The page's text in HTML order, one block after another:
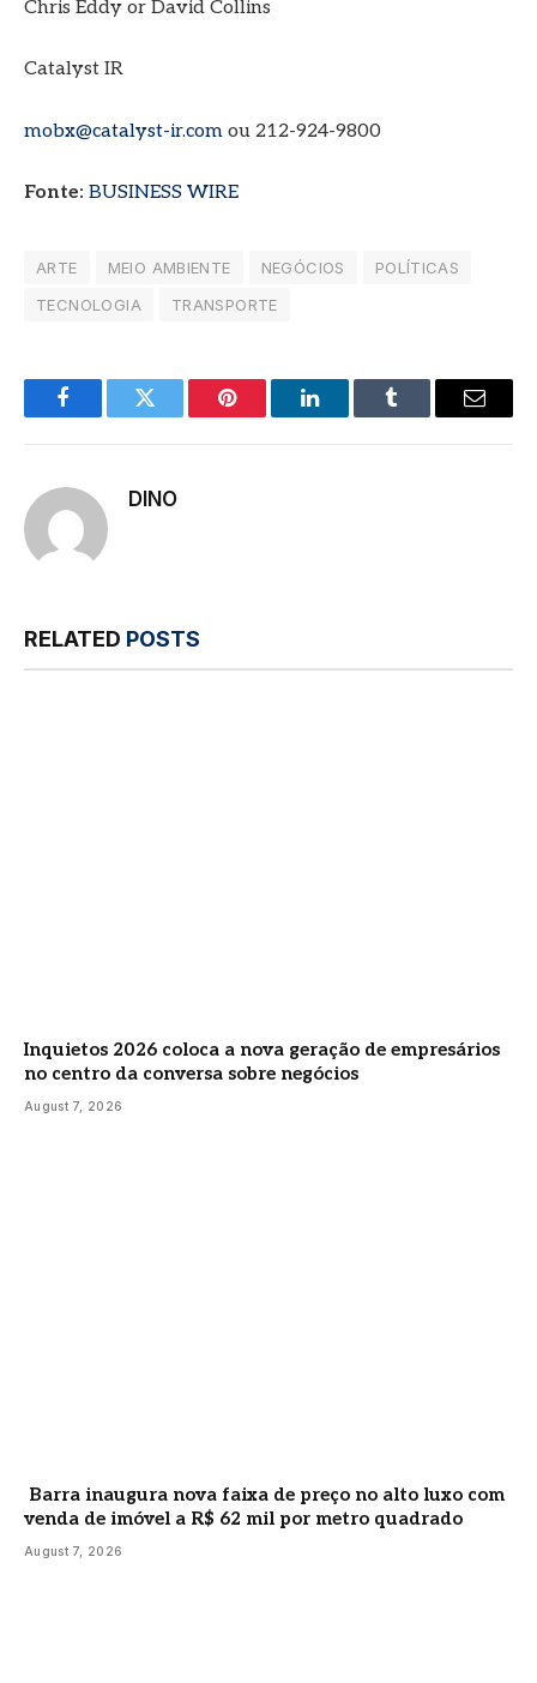
Chris Eddy or David Collins
Catalyst IR
mobx@catalyst-ir.com ou 212-924-9800
Fonte: BUSINESS WIRE
ARTE MEIO AMBIENTE NEGÓCIOS
POLÍTICAS
TECNOLOGIA
TRANSPORTE
FacebookTwitter Pinterest LinkedInTumblr Email
DINO
RELATED POSTS
Inquietos 2026 coloca a nova geração de empresários
no centro da conversa sobre negócios
August 7, 2026
Barra inaugura nova faixa de preço no alto luxo com
venda de imóvel a R$ 62 mil por metro quadrado
August 7, 2026